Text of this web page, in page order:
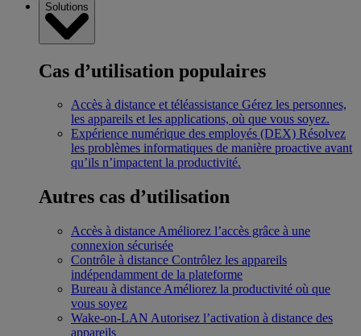
Solutions
Cas d’utilisation populaires
Accès à distance et téléassistance Gérez les personnes,
les appareils et les applications, où que vous soyez.
Expérience numérique des employés (DEX) Résolvez
les problèmes informatiques de manière proactive avant
qu’ils n’impactent la productivité.
Autres cas d’utilisation
Accès à distance Améliorez l’accès grâce à une
connexion sécurisée
Contrôle à distance Contrôlez les appareils
indépendamment de la plateforme
Bureau à distance Améliorez la productivité où que
vous soyez
Wake-on-LAN Autorisez l’activation à distance des
appareils